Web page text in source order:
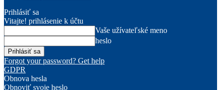
Prihlásiť sa
Vitajte! prihlásenie k účtu
Vaše užívateľské meno
heslo
Forgot your password? Get help
GDPR
Obnova hesla
Obnoviť svoje heslo